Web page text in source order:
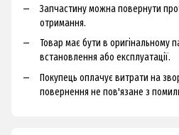
Запчастину можна повернути
отримання.
Товар має бути в оригінальному
встановлення або експлуатації.
Покупець оплачує витрати на
повернення не пов'язане з